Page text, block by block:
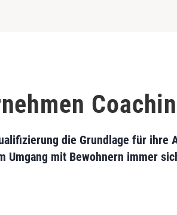
die Grundlage für ihre
mit Bewohnern immer